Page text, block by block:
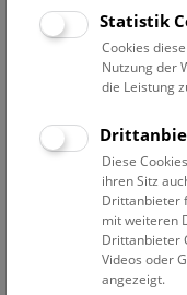
22. März 2023
Bisher keine
in der Regel
Statistik
Cookies
Nutzung der
die Leistung
Diese
ihren Sitz
Drittanbieter
mit weiteren
Drittanbieter
Videos oder
angezeigt.